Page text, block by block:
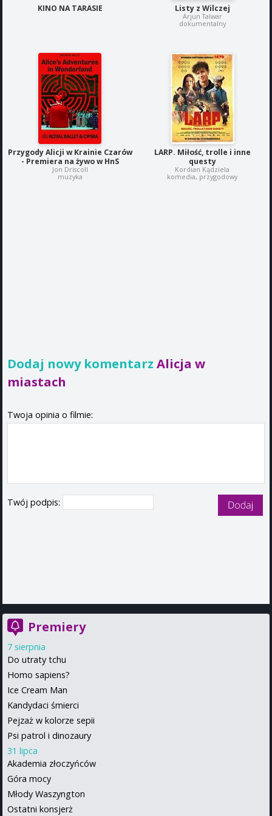
KINO NA TARASIE Listy z Wilczej
Arjun Talwar
dokumentalny
Przygody Alicji w Krainie Czarów
- Premiera na żywo w HnS
Jon Driscoll
muzyka
LARP. Miłość, trolle i inne
questy
Kordian Kądziela
komedia, przygodowy
Dodaj nowy komentarz Alicja w
miastach
Twoja opinia o filmie:
Twój podpis:
Premiery
7 sierpnia
Do utraty tchu
Homo sapiens?
Ice Cream Man
Kandydaci śmierci
Pejzaż w kolorze sepii
Psi patrol i dinozaury
31 lipca
Akademia złoczyńców
Góra mocy
Młody Waszyngton
Ostatni konsjerż